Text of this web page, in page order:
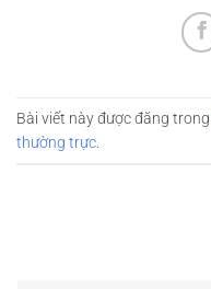
Bài viết này được đăng trong
thường trực